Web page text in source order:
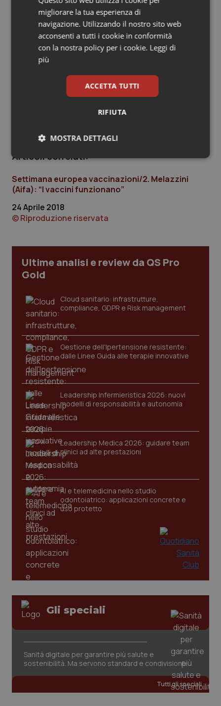
Salute orale & impianti
Sangue & coagulazione
Tiroide
Tumore al seno
Tumori del Polmone & Testa Collo
Ulcera & Reflusso
Vaccini
le reazioni avverse alla vaccinazione e i rischi
delle malattie infettive prevenibili
– leggi l’approfondimentosulle attività di counselling
realizzate dall’Iss
– leggi l’anticipazione dei nuovi
– scarica la terza edizione della guida “
Vaccinazioni
pediatriche: le domande difficili
” (pdf 651 kb) realizzata
della Regione Piemonte.
Articoli correlati:
Settimana europea vaccinazioni/2. Melazzini
(Aifa): “I vaccini funzionano”
24 Aprile 2018
© Riproduzione riservata
Ultime analisi e review da QS Pro
Gold
Cloud sanitario: infrastrutture,
compliance, GDPR e Risk management
Gestione dell'Ipertensione resistente:
dalle Linee Guida alle terapie innovative
Leadership Infermieristica 2026: nuovi
modelli di responsabilità e autonomia
Leadership Medica 2026: guidare team
clinici ad alte prestazioni
AI e telemedicina nello studio
odontoiatrico: applicazioni concrete e
uso protetto
Gli speciali
Sanità digitale per garantire più salute e
sostenibilità. Ma servono standard e condivisione
Tutti gli speciali
migliorare la tua esperienza di
navigazione. Utilizzando il nostro sito web
acconsenti a tutti i cookie in conformità
con la nostra policy per i cookie. Leggi di
più
ACCETTA TUTTI
RIFIUTA
MOSTRA DETTAGLI
Necessari Statistici Marketing
I cookie necessari contribuiscono a rendere fruibile il
navigazione sulle pagine e l'accesso alle aree
protette del sito. Il sito web non è in grado di
funzionare correttamente senza questi cookie.
VISITOR_PRIVACY_METADATA
YouTube
CookieScriptConsent
session-id
www.quotidianosanita.it